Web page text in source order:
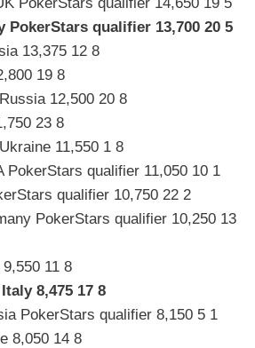
PokerStars qualifier 13,700 20 5
13,375 12 8
19 8
12,500 20 8
23 8
11,550 1 8
PokerStars qualifier 11,050 10 1
qualifier 10,750 22 2
PokerStars qualifier 10,250 13
11 8
8,475 17 8
PokerStars qualifier 8,150 5 1
8,050 14 8